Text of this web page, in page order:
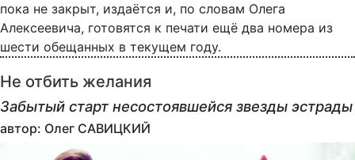
пока не закрыт, издаётся и, по словам Олега
Алексеевича, готовятся к печати ещё два номера из
шести обещанных в текущем году.
Не отбить желания
Забытый старт несостоявшейся звезды эстрады
автор: Олег САВИЦКИЙ